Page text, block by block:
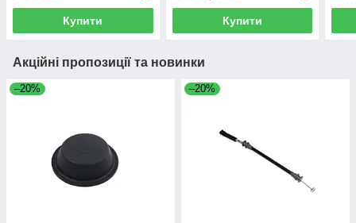
Купити Купити
Акційні пропозиції та новинки
–20% –20%